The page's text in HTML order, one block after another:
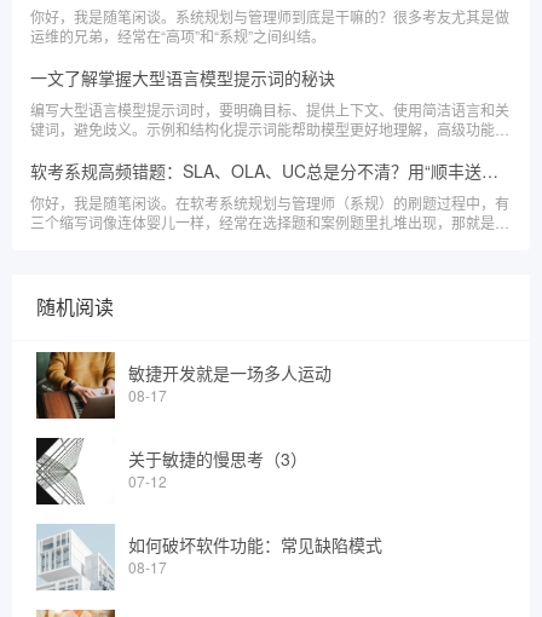
你好，我是随笔闲谈。系统规划与管理师到底是干嘛的？很多考友尤其是做
运维的兄弟，经常在“高项”和“系规”之间纠结。
一文了解掌握大型语言模型提示词的秘诀
编写大型语言模型提示词时，要明确目标、提供上下文、使用简洁语言和关
键词，避免歧义。示例和结构化提示词能帮助模型更好地理解，高级功能和
价值的文本生成。
软考系规高频错题：SLA、OLA、UC总是分不清？用“顺丰送快递”一次理顺
你好，我是随笔闲谈。在软考系统规划与管理师（系规）的刷题过程中，有
三个缩写词像连体婴儿一样，经常在选择题和案例题里扎堆出现，那就是：
随机阅读
敏捷开发就是一场多人运动
08-17
关于敏捷的慢思考（3）
07-12
如何破坏软件功能：常见缺陷模式
08-17